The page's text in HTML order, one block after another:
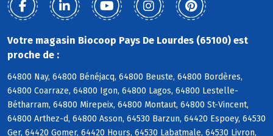
Votre magasin Biocoop Pays De Lourdes (65100) est
proche de :
64800 Nay, 64800 Bénéjacq, 64800 Beuste, 64800 Bordères,
64800 Coarraze, 64800 Igon, 64800 Lagos, 64800 Lestelle-
Bétharram, 64800 Mirepeix, 64800 Montaut, 64800 St-Vincent,
64800 Arthez-d, 64800 Asson, 64530 Barzun, 64420 Espoey, 64530
Ger, 64420 Gomer, 64420 Hours, 64530 Labatmale, 64530 Livron,